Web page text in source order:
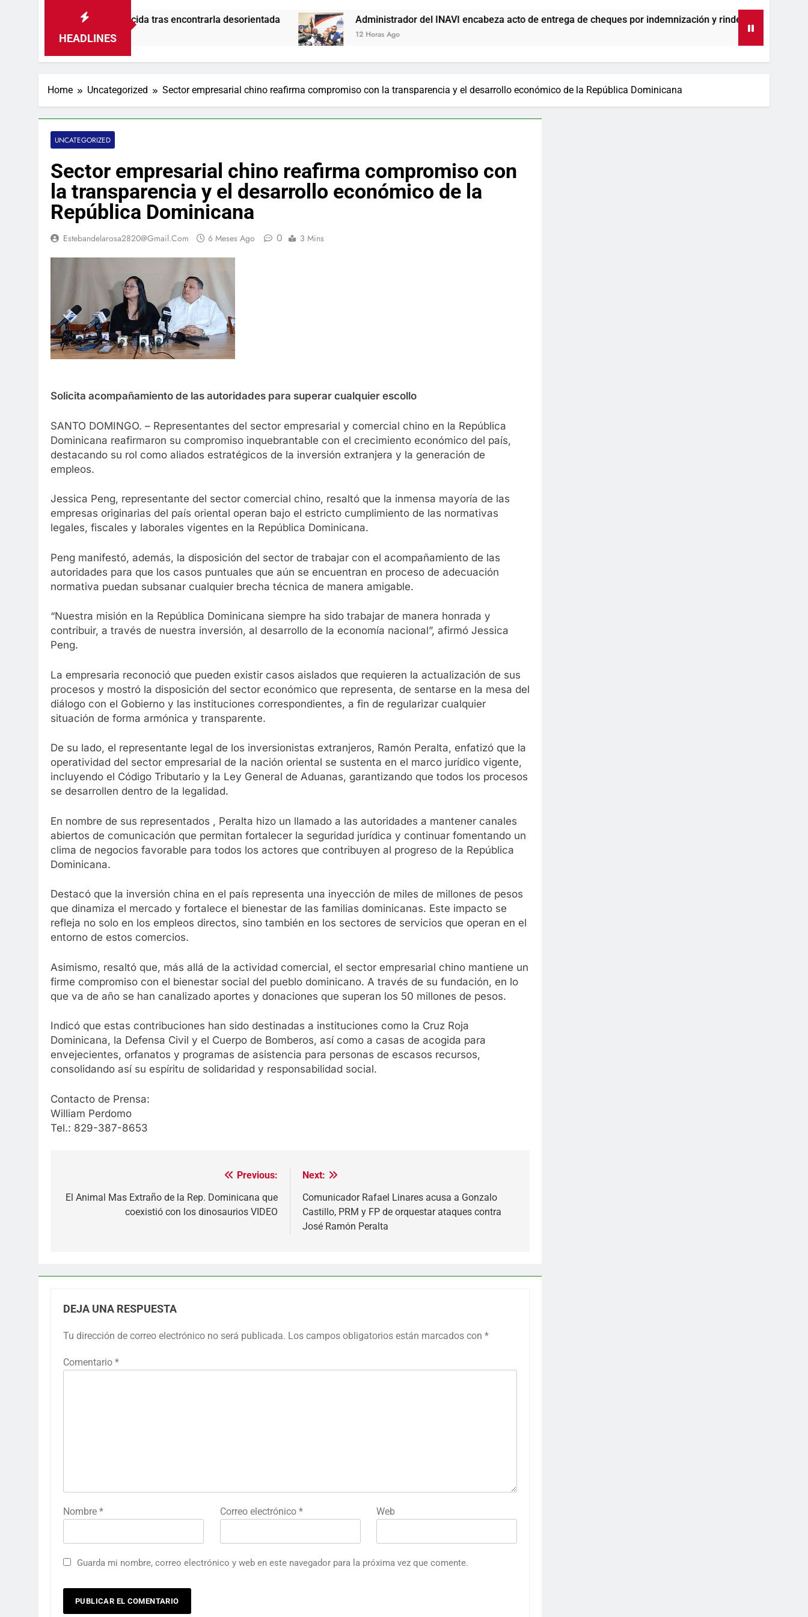
HEADLINES
desaparecida tras encontrarla desorientada Administrador del INAVI encabeza acto de entrega de cheques por indemnización y rinde cuentas de sus 18 meses al
12 Horas Ago
Home Uncategorized Sector empresarial chino reafirma compromiso con la transparencia y el desarrollo económico de la República Dominicana
UNCATEGORIZED
Sector empresarial chino reafirma compromiso con
la transparencia y el desarrollo económico de la
República Dominicana
Estebandelarosa2820@gmail.com 6 Meses Ago 0 3 Mins
Solicita acompañamiento de las autoridades para superar cualquier escollo
SANTO DOMINGO. – Representantes del sector empresarial y comercial chino en la República
Dominicana reafirmaron su compromiso inquebrantable con el crecimiento económico del país,
destacando su rol como aliados estratégicos de la inversión extranjera y la generación de
empleos.
Jessica Peng, representante del sector comercial chino, resaltó que la inmensa mayoría de las
empresas originarias del país oriental operan bajo el estricto cumplimiento de las normativas
legales, fiscales y laborales vigentes en la República Dominicana.
Peng manifestó, además, la disposición del sector de trabajar con el acompañamiento de las
autoridades para que los casos puntuales que aún se encuentran en proceso de adecuación
normativa puedan subsanar cualquier brecha técnica de manera amigable.
“Nuestra misión en la República Dominicana siempre ha sido trabajar de manera honrada y
contribuir, a través de nuestra inversión, al desarrollo de la economía nacional”, afirmó Jessica
Peng.
La empresaria reconoció que pueden existir casos aislados que requieren la actualización de sus
procesos y mostró la disposición del sector económico que representa, de sentarse en la mesa del
diálogo con el Gobierno y las instituciones correspondientes, a fin de regularizar cualquier
situación de forma armónica y transparente.
De su lado, el representante legal de los inversionistas extranjeros, Ramón Peralta, enfatizó que la
operatividad del sector empresarial de la nación oriental se sustenta en el marco jurídico vigente,
incluyendo el Código Tributario y la Ley General de Aduanas, garantizando que todos los procesos
se desarrollen dentro de la legalidad.
En nombre de sus representados , Peralta hizo un llamado a las autoridades a mantener canales
abiertos de comunicación que permitan fortalecer la seguridad jurídica y continuar fomentando un
clima de negocios favorable para todos los actores que contribuyen al progreso de la República
Dominicana.
Destacó que la inversión china en el país representa una inyección de miles de millones de pesos
que dinamiza el mercado y fortalece el bienestar de las familias dominicanas. Este impacto se
refleja no solo en los empleos directos, sino también en los sectores de servicios que operan en el
entorno de estos comercios.
Asimismo, resaltó que, más allá de la actividad comercial, el sector empresarial chino mantiene un
firme compromiso con el bienestar social del pueblo dominicano. A través de su fundación, en lo
que va de año se han canalizado aportes y donaciones que superan los 50 millones de pesos.
Indicó que estas contribuciones han sido destinadas a instituciones como la Cruz Roja
Dominicana, la Defensa Civil y el Cuerpo de Bomberos, así como a casas de acogida para
envejecientes, orfanatos y programas de asistencia para personas de escasos recursos,
consolidando así su espíritu de solidaridad y responsabilidad social.
Contacto de Prensa:
William Perdomo
Tel.: 829-387-8653
de
Previous:
El Animal Mas Extraño de la Rep. Dominicana que
coexistió con los dinosaurios VIDEO
Next:
Comunicador Rafael Linares acusa a Gonzalo
Castillo, PRM y FP de orquestar ataques contra
José Ramón Peralta
DEJA UNA RESPUESTA
Tu dirección de correo electrónico no será publicada. Los campos obligatorios están marcados con *
Comentario *
Nombre * Correo electrónico * Web
Guarda mi nombre, correo electrónico y web en este navegador para la próxima vez que comente.